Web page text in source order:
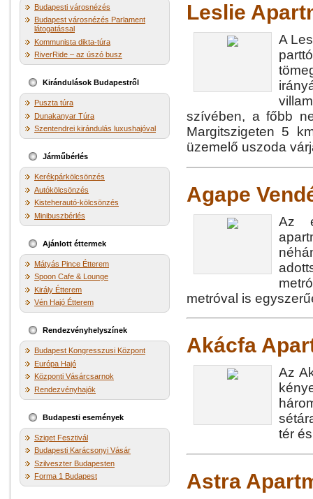
Budapesti városnézés
Budapest városnézés Parlament
látogatással
Kommunista dikta-túra
RiverRide – az úszó busz
Kirándulások Budapestről
Puszta túra
Dunakanyar Túra
Szentendrei kirándulás luxushajóval
Járműbérlés
Kerékpárkölcsönzés
Autókölcsönzés
Kisteherautó-kölcsönzés
Minibuszbérlés
Ajánlott éttermek
Mátyás Pince Étterem
Spoon Cafe & Lounge
Király Étterem
Vén Hajó Étterem
Rendezvényhelyszínek
Budapest Kongresszusi Központ
Európa Hajó
Központi Vásárcsarnok
Rendezvényhajók
Budapesti események
Sziget Fesztivál
Budapesti Karácsonyi Vásár
Szilveszter Budapesten
Forma 1 Budapest
Leslie
A
szívében, a főbb
Margitszigeten 5
üzemelő uszoda
Agape
Az
metróval is
Akácfa
Az
tér
Astra